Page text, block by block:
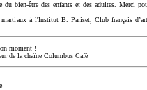
du bien-être des enfants et des adultes. Merci
martiaux à l'Institut B. Pariset, Club français
moment !
de la chaîne Columbus Café